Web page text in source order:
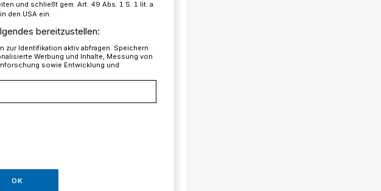
zur
hofft
und schließt gem. Art. 49 Abs. 1 S. 1 lit. a
den USA ein.
bereitzustellen:
zur Identifikation aktiv abfragen. Speichern
Werbung und Inhalte, Messung von
sowie Entwicklung und
OK